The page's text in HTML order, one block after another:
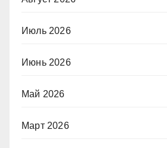
Июль 2026
Июнь 2026
Май 2026
Март 2026